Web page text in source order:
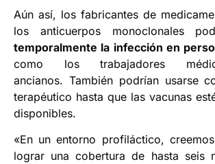
Aún así, los fabricantes de
los anticuerpos monoclonales
temporalmente la infección en
como los trabajadores
ancianos. También podrían usarse
terapéutico hasta que las vacunas
disponibles.
«En un entorno profiláctico,
lograr una cobertura de hasta seis